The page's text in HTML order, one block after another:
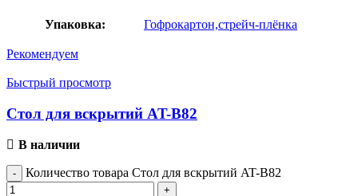
Упаковка: Гофрокартон,стрейч-плёнка
Рекомендуем
Быстрый просмотр
Стол для вскрытий AT-B82
В наличии
Количество товара Стол для вскрытий AT-B82